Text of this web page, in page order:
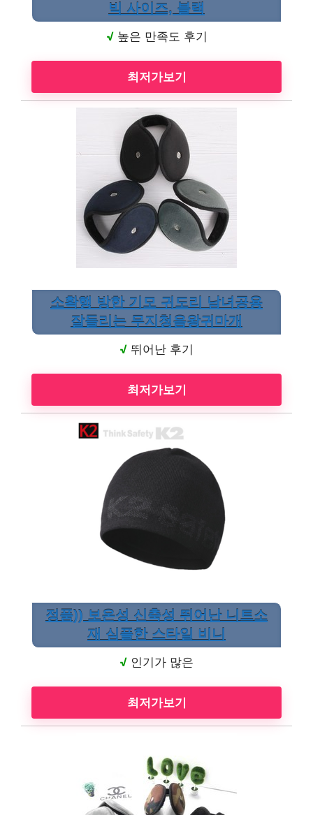
빅 사이즈, 블랙
√높은 만족도 후기
최저가보기
소확행 방한 기모 귀도리 남녀공용
잘들리는 무지청음왕귀마개
√ 뛰어난 후기
최저가보기
정품)) 보온성 신축성 뛰어난 니트소
재 심플한 스타일 비니
√ 인기가 많은
최저가보기